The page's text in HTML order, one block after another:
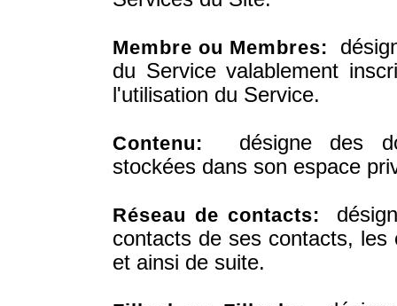
Membre ou Membres:
du Service valablement
l'utilisation du Service.
Contenu: désigne des
stockées dans son espace
Réseau de contacts:
contacts de ses contacts,
et ainsi de suite.